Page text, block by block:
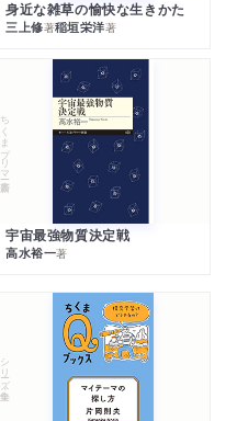
身近な雑草の愉快な生きかた
三上修著稲垣栄洋著
ちくまプリマー新書
宇宙最強物質決定戦
高水裕一著
シリーズ・全集